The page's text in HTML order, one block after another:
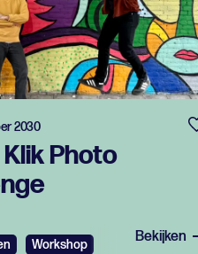
Photo
2030
Workshop Bekijken